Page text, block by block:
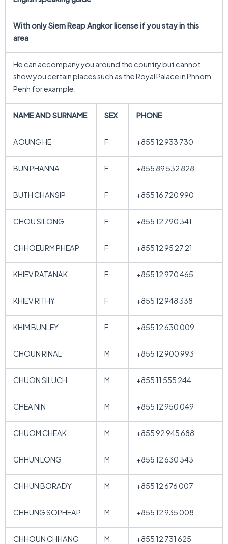
WithonlySiem Reap Angkor licenseif you stay in this
area
He can accompany you around the country but cannot
show you certain places such as the Royal Palace in Phnom
Penh for example.
NAME AND SURNAME SEX PHONE
AOUNG HE F +855 12 933 730
BUN PHANNA F +855 89 532 828
BUTH CHANSIP F +855 16 720 990
CHOU SILONG F +855 12 790 341
CHHOEURM PHEAP F +855 12 95 27 21
KHIEV RATANAK F +855 12 970 465
KHIEV RITHY F +855 12 948 338
KHIM BUNLEY F +855 12 630 009
CHOUN RINAL M +855 12 900 993
CHUON SILUCH M +855 11 555 244
CHEA NIN M +855 12 950 049
CHUOM CHEAK M +855 92 945 688
CHHUN LONG M +855 12 630 343
CHHUN BORADY M +855 12 676 007
CHHUNG SOPHEAP M +855 12 935 008
CHHOUN CHHANG M +855 12 731 625